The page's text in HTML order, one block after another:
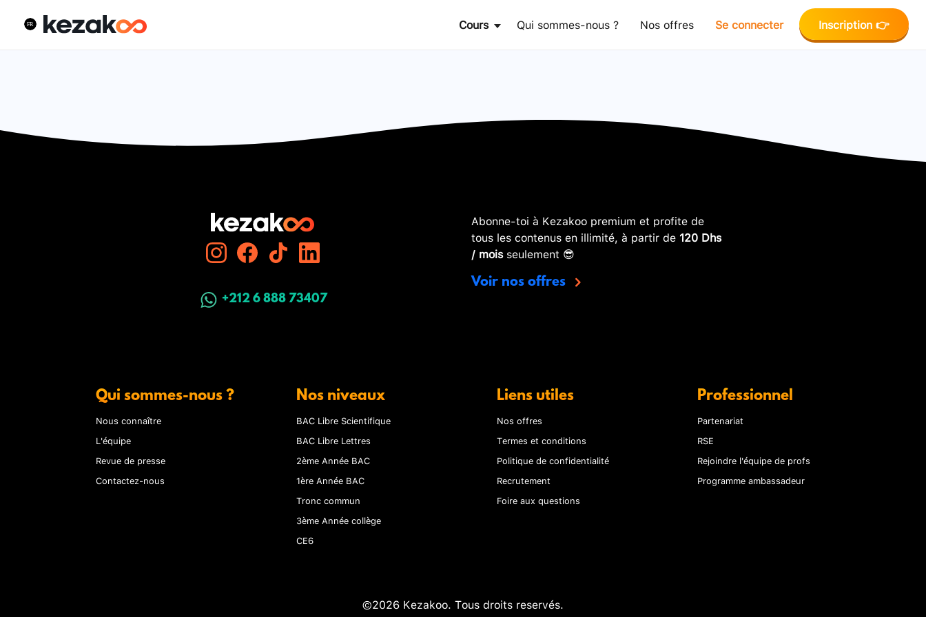
Cours Qui sommes-nous ? Nos offres Se connecter Inscription 👉
+212 6 888 73407
Abonne-toi à Kezakoo premium et profite de
tous les contenus en illimité, à partir de 120 Dhs
/ moisseulement 😎
Voir nos offres
Qui sommes-nous ?
Nous connaître
L'équipe
Revue de presse
Contactez-nous
Nos niveaux
BAC Libre Scientifique
BAC Libre Lettres
2ème Année BAC
1ère Année BAC
Tronc commun
3ème Année collège
CE6
Liens utiles
Nos offres
Termes et conditions
Politique de confidentialité
Recrutement
Foire aux questions
Professionnel
Partenariat
RSE
Rejoindre l'équipe de profs
Programme ambassadeur
©2026 Kezakoo. Tous droits reservés.